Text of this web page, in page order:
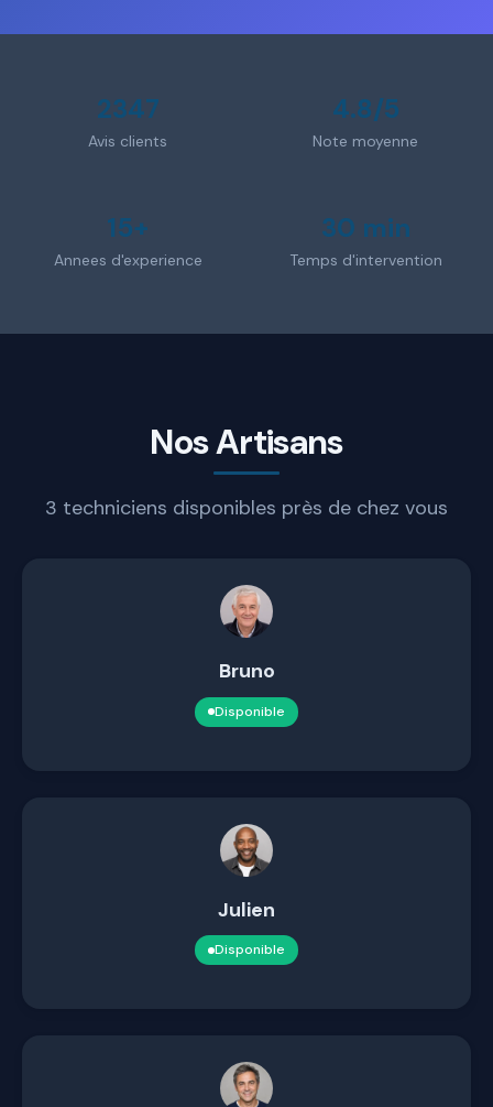
2347
Avis clients
4.8/5
Note moyenne
15+
Annees d'experience
30 min
Temps d'intervention
Nos Artisans
3 techniciens disponibles près de chez vous
Bruno
Disponible
Julien
Disponible